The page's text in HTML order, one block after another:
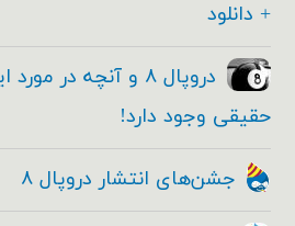
+ دانلود
دروپال ۸ و آنچه در
حقیقی وجود دارد!
جشن‌های انتشار دروپال ۸